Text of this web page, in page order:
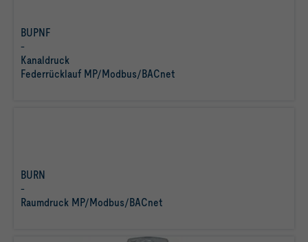
BUPNF
-
Kanaldruck
Federrücklauf MP/Modbus/BACnet
mehr
BURN
-
Raumdruck MP/Modbus/BACnet
mehr